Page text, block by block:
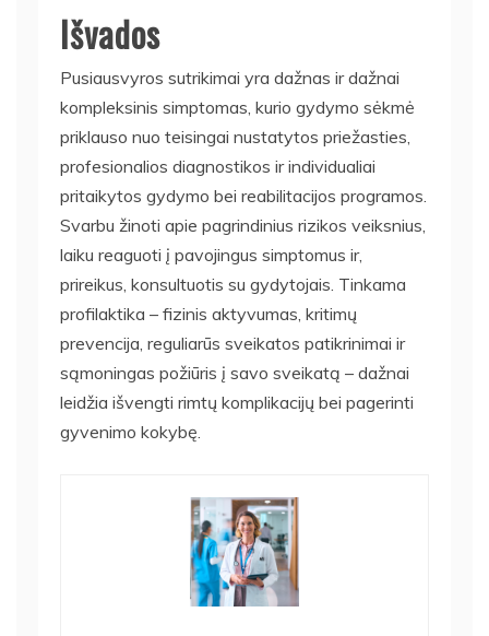
Išvados
Pusiausvyros sutrikimai yra dažnas ir dažnai
kompleksinis simptomas, kurio gydymo sėkmė
priklauso nuo teisingai nustatytos priežasties,
profesionalios diagnostikos ir individualiai
pritaikytos gydymo bei reabilitacijos programos.
Svarbu žinoti apie pagrindinius rizikos veiksnius,
laiku reaguoti į pavojingus simptomus ir,
prireikus, konsultuotis su gydytojais. Tinkama
profilaktika – fizinis aktyvumas, kritimų
prevencija, reguliarūs sveikatos patikrinimai ir
sąmoningas požiūris į savo sveikatą – dažnai
leidžia išvengti rimtų komplikacijų bei pagerinti
gyvenimo kokybę.